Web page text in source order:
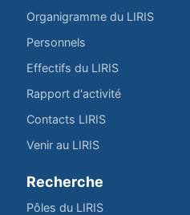
Organigramme du LIRIS
Personnels
Effectifs du LIRIS
Rapport d'activité
Contacts LIRIS
Venir au LIRIS
Recherche
Pôles du LIRIS